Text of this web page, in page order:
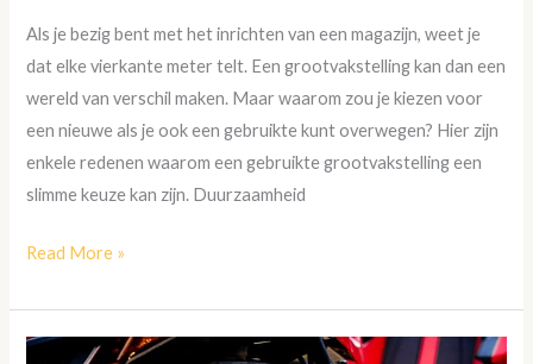
Als je bezig bent met het inrichten van een magazijn, weet je
dat elke vierkante meter telt. Een grootvakstelling kan dan een
wereld van verschil maken. Maar waarom zou je kiezen voor
een nieuwe als je ook een gebruikte kunt overwegen? Hier zijn
enkele redenen waarom een gebruikte grootvakstelling een
slimme keuze kan zijn. Duurzaamheid
Read More »
De